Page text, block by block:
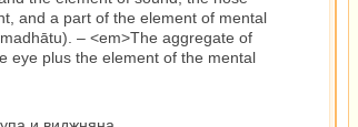
and a part of the element of mental
– <em>The aggregate of
eye plus the element of the mental